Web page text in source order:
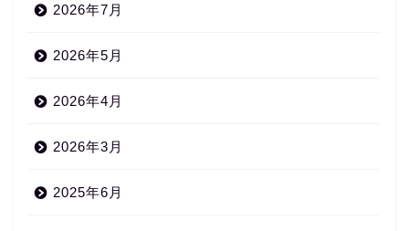
2026年7月
2026年5月
2026年4月
2026年3月
2025年6月